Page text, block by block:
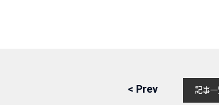
< Prev 記事一